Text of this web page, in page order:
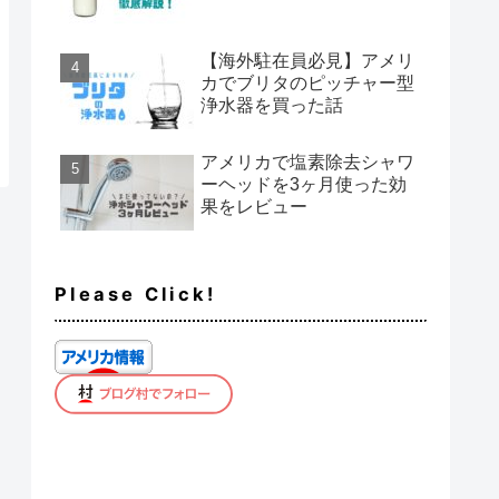
【海外駐在員必見】アメリ
カでブリタのピッチャー型
浄水器を買った話
アメリカで塩素除去シャワ
ーヘッドを3ヶ月使った効
果をレビュー
Please Click!